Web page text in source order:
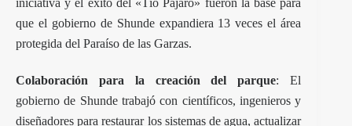
iniciativa y el éxito del «Tío Pájaro» fueron la base para
que el gobierno de Shunde expandiera 13 veces el área
protegida del Paraíso de las Garzas.
Colaboración para la creación del parque: El
gobierno de Shunde trabajó con científicos, ingenieros y
diseñadores para restaurar los sistemas de agua, actualizar